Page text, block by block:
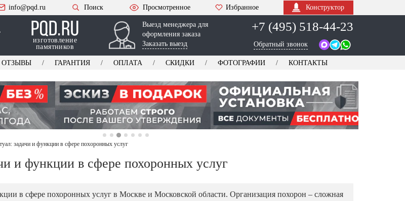
info@pqd.ru Поиск Просмотренное Избранное Конструктор
изготовление
памятников
Выезд менеджера для
оформления заказа
Заказать выезд
+7 (495) 518-44-23
Обратный звонок
ОТЗЫВЫ ГАРАНТИЯ ОПЛАТА СКИДКИ ФОТОГРАФИИ КОНТАКТЫ
задачи и функции в сфере похоронных услуг
и функции в сфере похоронных услуг
в сфере похоронных услуг в Москве и Московской области. Организация похорон – сложная